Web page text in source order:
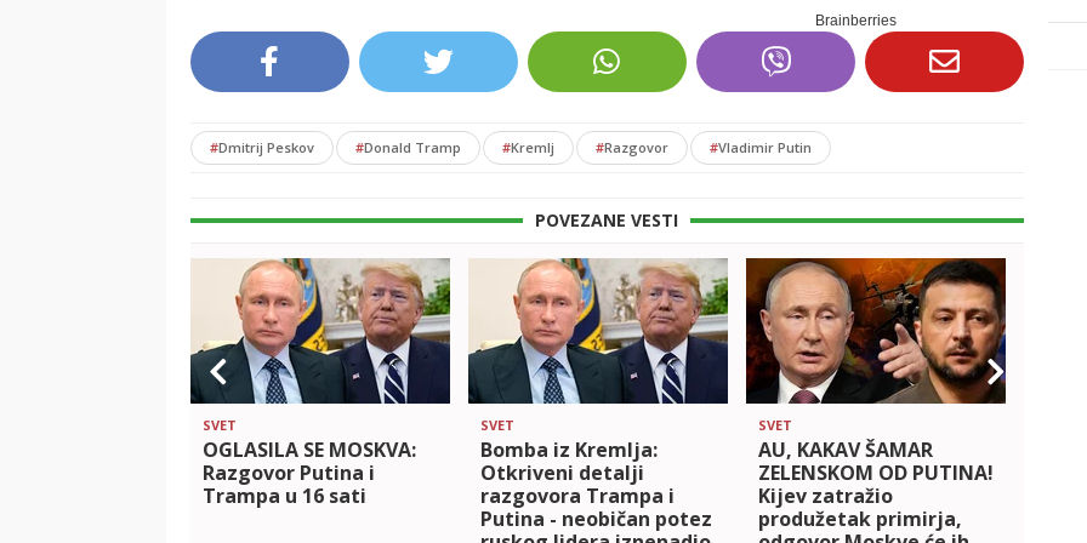
#Dmitrij Peskov #Donald Tramp #Kremlj #Razgovor #Vladimir Putin
POVEZANE VESTI
SVET
OGLASILA SE MOSKVA:
Razgovor Putina i
Trampa u 16 sati
SVET
Bomba iz Kremlja:
Otkriveni detalji
razgovora Trampa i
Putina - neobičan potez
SVET
AU, KAKAV ŠAMAR
ZELENSKOM OD PUTINA!
Kijev zatražio
produžetak primirja,